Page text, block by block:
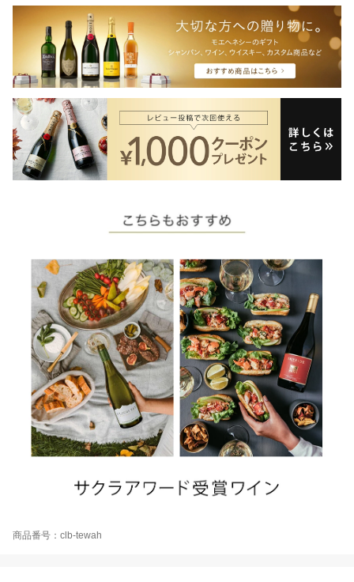
商品番号：clb-tewah